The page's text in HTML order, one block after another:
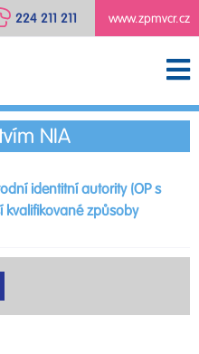
www.zpmvcr.cz
224 211 211
NIA
identitní autority (OP s
kvalifikované způsoby